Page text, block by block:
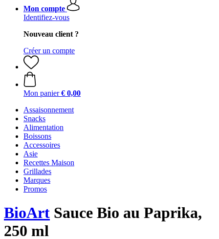
Mon compte
Identifiez-vous
Nouveau client ?
Créer un compte
Mon panier € 0,00
Assaisonnement
Snacks
Alimentation
Boissons
Accessoires
Asie
Recettes Maison
Grillades
Marques
Promos
BioArt Sauce Bio au Paprika,
250 ml